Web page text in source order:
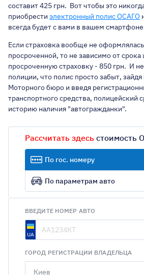
составит 425 грн. Вот чтобы это
приобрести электронный полис ОСАГО
всегда будет с вами в вашем
Если страховка вообще не
просроченной, то не зависимо от
просроченную страховку - 850 грн. И
полиции, что полис просто забыт,
Моторного бюро и введя
транспортного средства, полицейский
историю наличия "автогражданки".
Рассчитать здесь стоимость
По гос. номеру
По параметрам авто
ВВЕДИТЕ НОМЕР АВТО
ГОРОД РЕГИСТРАЦИИ ВЛАДЕЛЬЦА
Киев